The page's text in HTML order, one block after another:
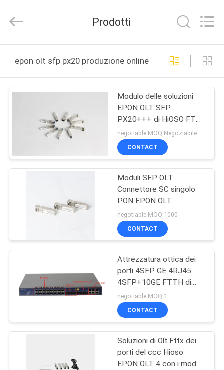
PRODOTTI
VIDEO
NOI
DELLA
QUALITÀ
CONTATTICI
Technology
Rights
Prodotti
epon olt sfp px20 produzione online
Modulo delle soluzioni
EPON OLT SFP
PX20+++ di HiOSO FTTx
del metallo bianco
negotiable MOQ:Negoziabile
CONTACT
Moduli SFP OLT
Connettore SC singolo
PON EPON OLT
PX20++++ Modulo
ottico avanzato
negotiable MOQ:1000
CONTACT
Attrezzatura ottica dei
porti 4SFP GE 4RJ45
4SFP+10GE FTTH di
tratta in salita di PX20+
16PON EPON OLT 12
negotiable MOQ:1
CONTACT
Soluzioni di Olt Fttx dei
porti del ccc Hioso
EPON OLT 4 con i moduli